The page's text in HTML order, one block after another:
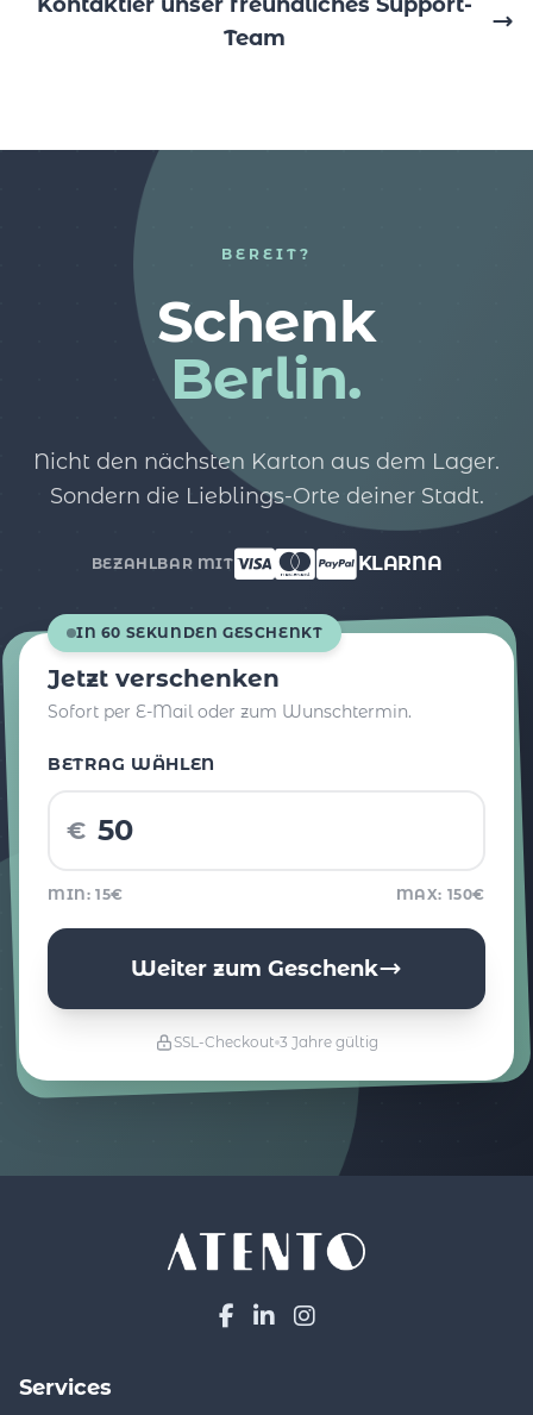
Team
BEREIT?
Schenk
Berlin.
Nicht den nächsten Karton aus dem Lager.
Sondern die Lieblings-Orte deiner Stadt.
BEZAHLBAR MIT KLARNA
IN 60 SEKUNDEN GESCHENKT
Jetzt verschenken
Sofort per E-Mail oder zum Wunschtermin.
BETRAG WÄHLEN
€
MIN: 15€ MAX: 150€
Weiter zum Geschenk
SSL-Checkout 3 Jahre gültig
Services